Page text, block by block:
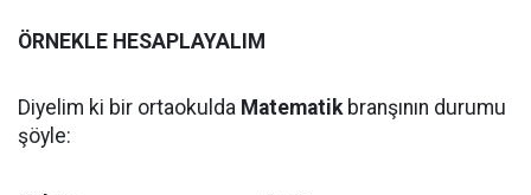
ÖRNEKLE HESAPLAYALIM
Diyelim ki bir ortaokulda Matematikbranşının durumu
şöyle: